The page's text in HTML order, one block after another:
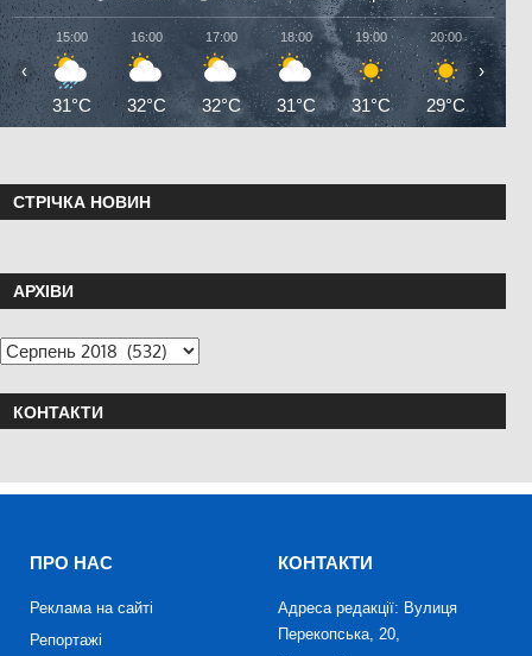
15:00
31°C
16:00
32°C
17:00
32°C
18:00
31°C
19:00
31°C
20:00
29°C
‹ ›
СТРІЧКА НОВИН
АРХІВИ
КОНТАКТИ
ПРО НАС
Реклама на сайті
Репортажі
КОНТАКТИ
Адреса редакції: Вулиця
Перекопська, 20,